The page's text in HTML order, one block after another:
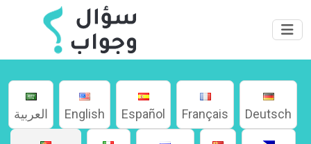
العربية English Español Français Deutsch